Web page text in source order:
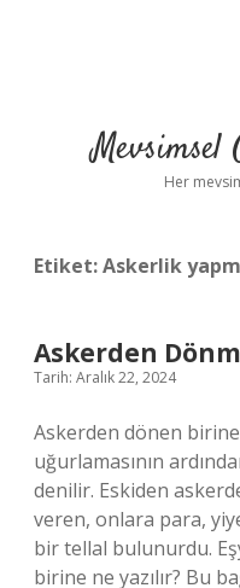
Mevsimsel
Her
Etiket:Askerlik
Askerden
Tarih: Aralık 22, 2024
Askerden dönen
uğurlamasının
denilir. Eskiden
veren, onlara para,
bir tellal bulunurdu.
birine ne yazılır? Bu